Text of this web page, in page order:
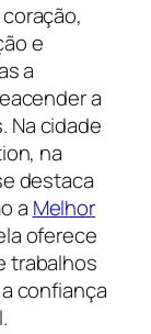
e
a
a
Na cidade
na
destaca
a Melhor
oferece
trabalhos
confiança